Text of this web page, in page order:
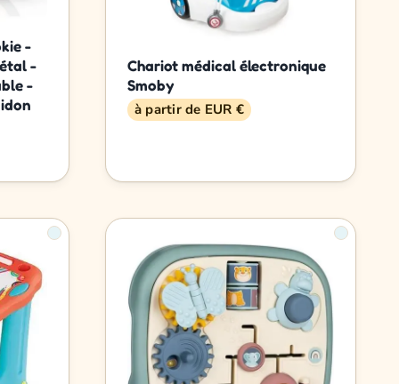
-
-
-
Chariot médical électronique
Smoby
à partir de EUR €